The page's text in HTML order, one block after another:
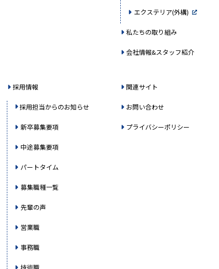
エクステリア(外構)
私たちの取り組み
会社情報&スタッフ紹介
採用情報
採用担当からのお知らせ
新卒募集要項
中途募集要項
パートタイム
募集職種一覧
先輩の声
営業職
事務職
関連サイト
お問い合わせ
プライバシーポリシー